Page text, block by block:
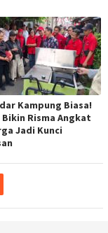
Kampung Biasa!
Bikin Risma Angkat
Jadi Kunci